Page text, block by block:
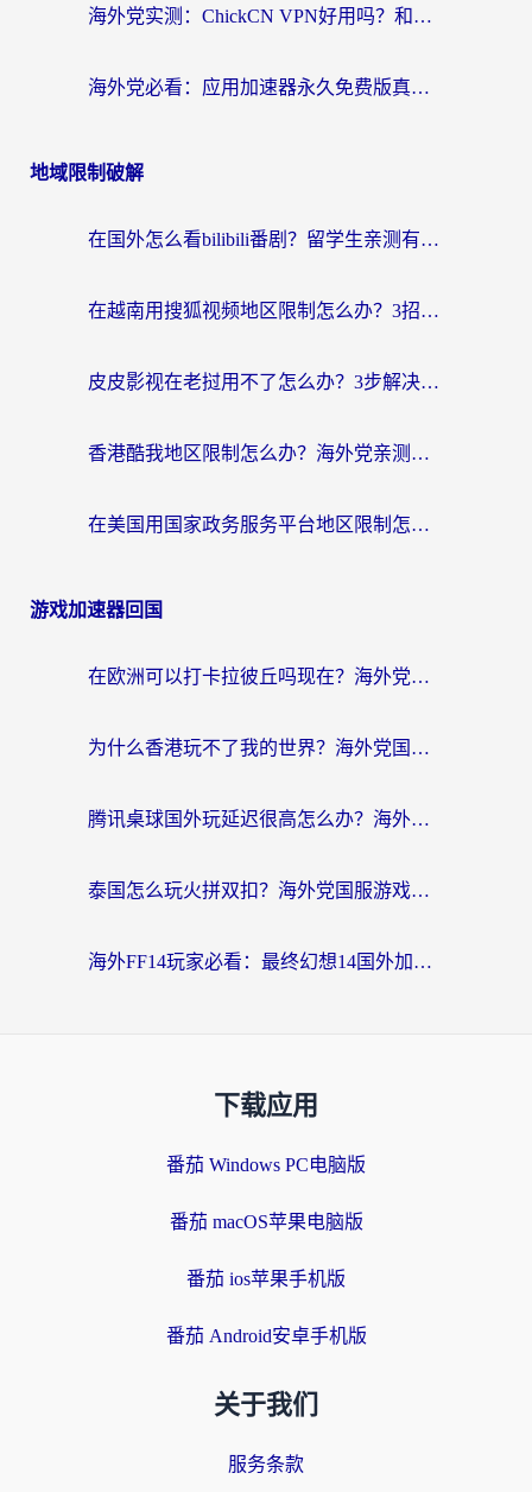
海外党实测：ChickCN VPN好用吗？和OurPlay VPN对比哪个回国效果更好？附避坑指南
海外党必看：应用加速器永久免费版真的靠谱吗？教你选对回国加速器无缝刷国内资源
地域限制破解
在国外怎么看bilibili番剧？留学生亲测有效的地域限制突破指南（附酷我酷狗音乐解决方法）
在越南用搜狐视频地区限制怎么办？3招解决海外看国内剧难题（附西瓜视频CCTV观看技巧）
皮皮影视在老挝用不了怎么办？3步解决海外看国内影视&财经的痛点
香港酷我地区限制怎么办？海外党亲测有效的回国加速方案来了
在美国用国家政务服务平台地区限制怎么办？海外华人必备的突破攻略（附追剧看片技巧）
游戏加速器回国
在欧洲可以打卡拉彼丘吗现在？海外党国服游戏加速器终极避坑指南
为什么香港玩不了我的世界？海外党国服游戏加速终极解决方案
腾讯桌球国外玩延迟很高怎么办？海外党亲测有效的国服游戏加速指南
泰国怎么玩火拼双扣？海外党国服游戏加速终极指南（附暗区突围植物大战僵尸实测）
海外FF14玩家必看：最终幻想14国外加速器下载安装全攻略+卡顿解决秘籍
下载应用
番茄 Windows PC电脑版
番茄 macOS苹果电脑版
番茄 ios苹果手机版
番茄 Android安卓手机版
关于我们
服务条款